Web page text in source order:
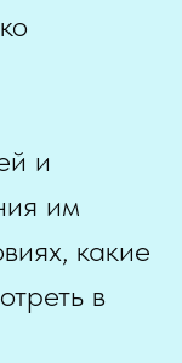
и
им
какие
в